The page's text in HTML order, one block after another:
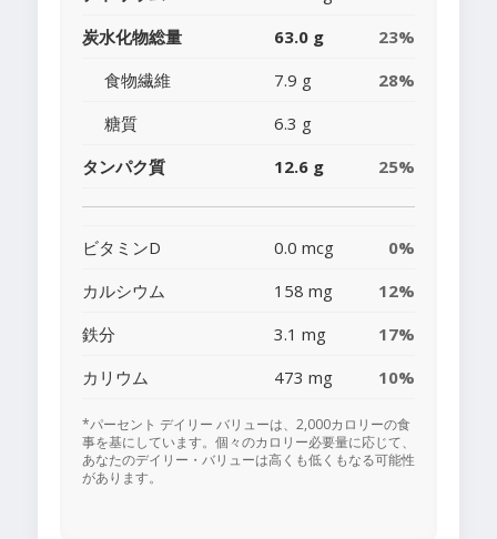
炭水化物総量
63.0 g
23%
食物繊維
7.9 g
28%
糖質
6.3 g
タンパク質
12.6 g 25%
ビタミンD 0.0 mcg
0%
カルシウム
158 mg
12%
鉄分
3.1 mg
17%
カリウム
473 mg 10%
*パーセント デイリー バリューは、2,000カロリーの食
事を基にしています。個々のカロリー必要量に応じて、
あなたのデイリー・バリューは高くも低くもなる可能性
があります。